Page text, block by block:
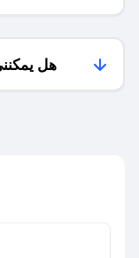
هل